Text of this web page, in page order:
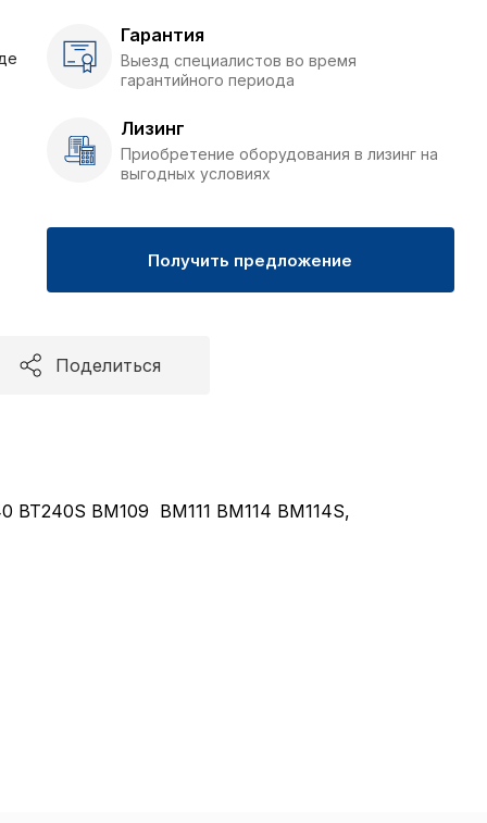
Гарантия
Выезд специалистов во время
гарантийного периода
Лизинг
Приобретение оборудования в лизинг на
выгодных условиях
Получить предложение
Поделиться
BM109 BM111 BM114 BM114S,